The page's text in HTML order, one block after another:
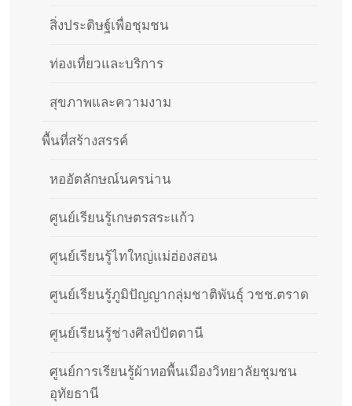
สิ่งประดิษฐ์เพื่อชุมชน
ท่องเที่ยวและบริการ
สุขภาพและความงาม
พื้นที่สร้างสรรค์
หออัตลักษณ์นครน่าน
ศูนย์เรียนรู้เกษตรสระแก้ว
ศูนย์เรียนรู้ไทใหญ่แม่ฮ่องสอน
ศูนย์เรียนรู้ภูมิปัญญากลุ่มชาติพันธุ์ วชช.ตราด
ศูนย์เรียนรู้ช่างศิลป์ปัตตานี
ศูนย์การเรียนรู้ผ้าทอพื้นเมืองวิทยาลัยชุมชน
อุทัยธานี